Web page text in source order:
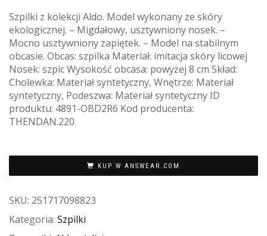
Szpilki z kolekcji Aldo. Model wykonany ze skóry
ekologicznej. – Migdałowy, usztywniony nosek. –
Mocno usztywniony zapiętek. – Model na stabilnym
obcasie. Obcas: szpilka Materiał: imitacja skóry licowej
Nosek: szpic Wysokość obcasa: powyżej 8 cm Skład:
Cholewka: Materiał syntetyczny, Wnętrze: Materiał
syntetyczny, Podeszwa: Materiał syntetyczny ID
produktu: 4891-OBD2R6 Kod producenta:
THENDAN.220
KUP W ANSWEAR.COM
SKU: 251717098823
Kategoria: Szpilki